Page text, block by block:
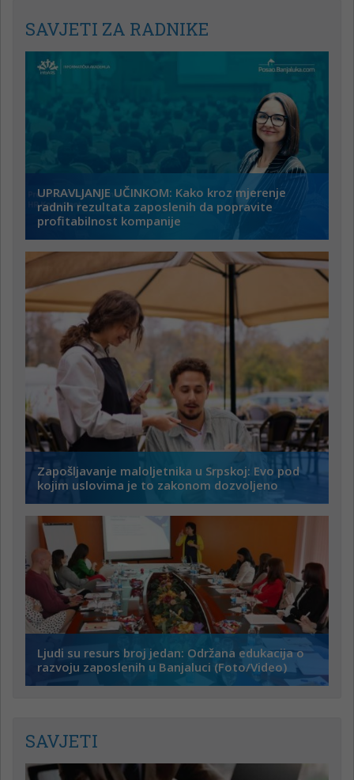
SAVJETI ZA RADNIKE
UPRAVLJANJE UČINKOM: Kako kroz mjerenje
radnih rezultata zaposlenih da popravite
profitabilnost kompanije
Zapošljavanje maloljetnika u Srpskoj: Evo pod
kojim uslovima je to zakonom dozvoljeno
Ljudi su resurs broj jedan: Održana edukacija o
razvoju zaposlenih u Banjaluci (Foto/Video)
SAVJETI